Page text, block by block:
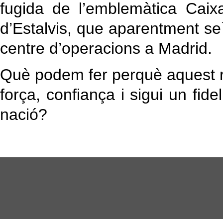
fugida de l’emblemàtica
d’Estalvis, que aparentment
centre d’operacions a Madrid.
Què podem fer perquè
força, confiança i sigui un
nació?